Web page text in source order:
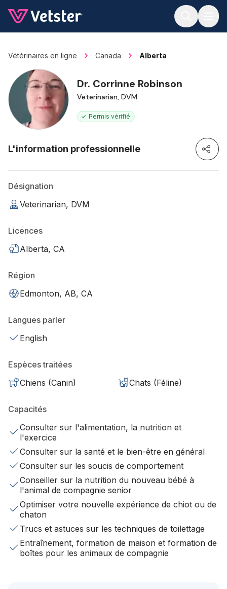
Vétérinaires en ligne Canada Alberta
Dr. Corrinne Robinson
Veterinarian, DVM
Permis vérifié
L'information professionnelle
Désignation
Veterinarian, DVM
Licences
Alberta, CA
Région
Edmonton, AB, CA
Langues parler
English
Espèces traitées
Chiens (Canin)
Chats (Féline)
Capacités
Consulter sur l'alimentation, la nutrition et
l'exercice
Consulter sur la santé et le bien-être en général
Consulter sur les soucis de comportement
Conseiller sur la nutrition du nouveau bébé à
l'animal de compagnie senior
Optimiser votre nouvelle expérience de chiot ou de
chaton
Trucs et astuces sur les techniques de toilettage
Entraînement, formation de maison et formation de
boîtes pour les animaux de compagnie